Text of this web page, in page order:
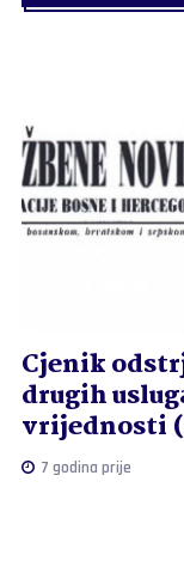
Cjenik
drugih
vrijednosti
7 godina prije